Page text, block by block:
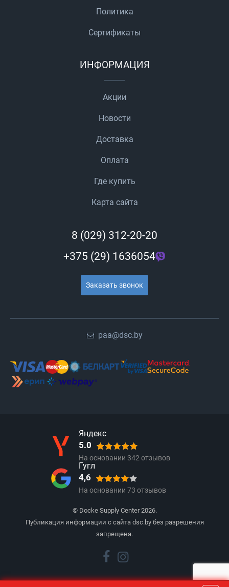
Политика
Сертификаты
ИНФОРМАЦИЯ
Акции
Новости
Доставка
Оплата
Где купить
Карта сайта
8 (029) 312-20-20
+375 (29) 1636054
Заказать звонок
paa@dsc.by
Яндекс
5.0
На основании 342отзывов
Гугл
4,6
На основании 73 отзывов
© Docke Supply Center 2026.
Публикация информации с сайта dsc.by без разрешения
запрещена.